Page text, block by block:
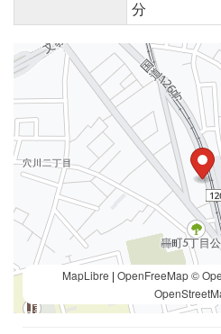
分
MapLibre | OpenFreeMap ©